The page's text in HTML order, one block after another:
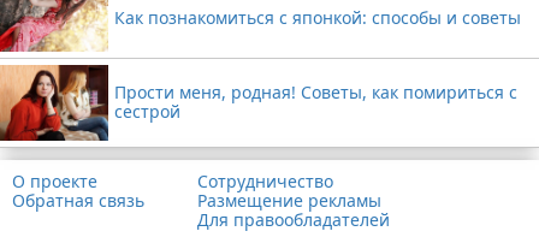
Как познакомиться с японкой: способы и советы
Прости меня, родная! Советы, как помириться с
сестрой
О проекте
Обратная связь
Сотрудничество
Размещение рекламы
Для правообладателей